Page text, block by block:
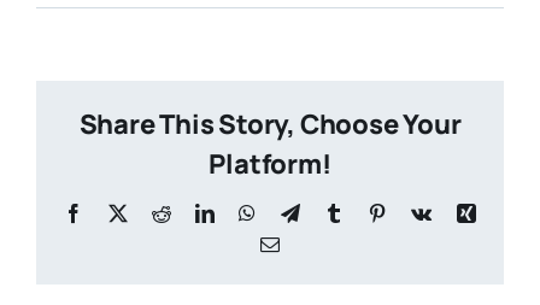
feria-
Share This Story, Choose Your
Platform!
Facebook
X RedditLinkedInWhatsApp
TelegramTumblr Pinterest
Vk
Xing
Correo